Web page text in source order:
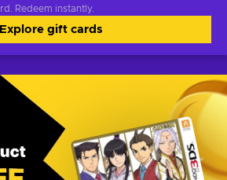
Redeem instantly.
Explore gift cards